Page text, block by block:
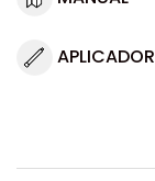
APLICADOR